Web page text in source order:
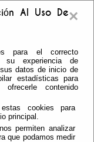
×
Al Uso De
para el correcto
su experiencia de
datos de inicio de
estadísticas para
contenido
cookies para
principal.
permiten analizar
que podamos medir
-
Fax: 950.55.35.41